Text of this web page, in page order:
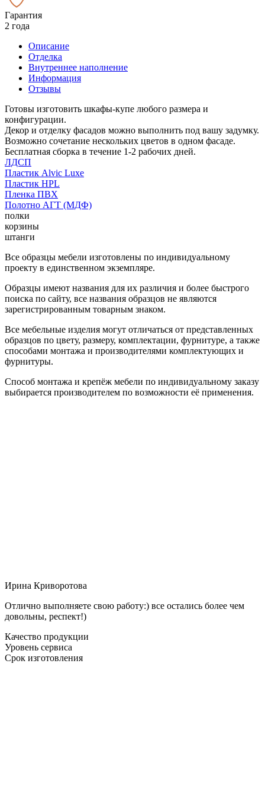
Гарантия
2 года
Описание
Отделка
Внутреннее наполнение
Информация
Отзывы
Готовы изготовить шкафы-купе любого размера и
конфигурации.
Декор и отделку фасадов можно выполнить под вашу задумку.
Возможно сочетание нескольких цветов в одном фасаде.
Бесплатная сборка в течение 1-2 рабочих дней.
ЛДСП
Пластик Alvic Luxe
Пластик HPL
Пленка ПВХ
Полотно АГТ (МДФ)
полки
корзины
штанги
Все образцы мебели изготовлены по индивидуальному
проекту в единственном экземпляре.
Образцы имеют названия для их различия и более быстрого
поиска по сайту, все названия образцов не являются
зарегистрированным товарным знаком.
Все мебельные изделия могут отличаться от представленных
образцов по цвету, размеру, комплектации, фурнитуре, а также
способами монтажа и производителями комплектующих и
фурнитуры.
Способ монтажа и крепёж мебели по индивидуальному заказу
выбирается производителем по возможности её применения.
Ирина Криворотова
Отлично выполняете свою работу:) все остались более чем
довольны, респект!)
Качество продукции
Уровень сервиса
Срок изготовления